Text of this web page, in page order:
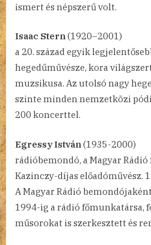
ismert és népszerű volt.
Isaac Stern(1920–2001)
a 20. század egyik
hegedűművésze, kora
muzsikusa. Az utolsó nagy
szinte minden nemzetközi
200 koncerttel.
Egressy István(1935-2000)
rádióbemondó, a Magyar
Kazinczy-díjas előadóművész.
A Magyar Rádió
1994-ig a rádió főmunkatársa,
műsorokat is szerkesztett és